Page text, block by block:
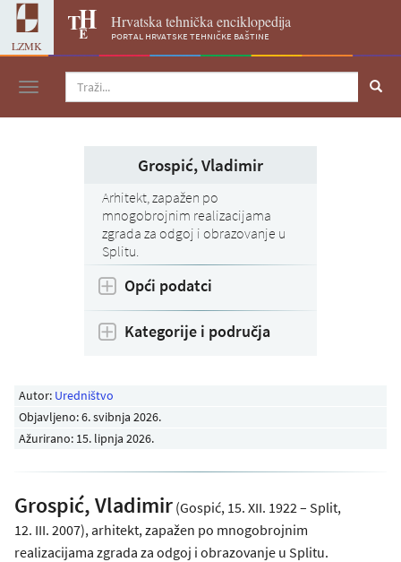
LZMK
Hrvatska tehnička enciklopedija
portal hrvatske tehničke baštine
Navigacija
Autor: Uredništvo
Objavljeno:6. svibnja 2026.
Ažurirano: 15. lipnja 2026.
Grospić, Vladimir (Gospić, 15. XII. 1922 – Split,
12. III. 2007), arhitekt, zapažen po mnogobrojnim
realizacijama zgrada za odgoj i obrazovanje u Splitu.
Grospić, Vladimir
Arhitekt, zapažen po
mnogobrojnim realizacijama
zgrada za odgoj i obrazovanje u
Splitu.
Opći podatci
Kategorije i područja